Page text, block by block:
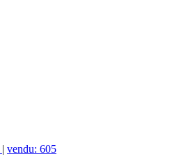
| vendu: 605